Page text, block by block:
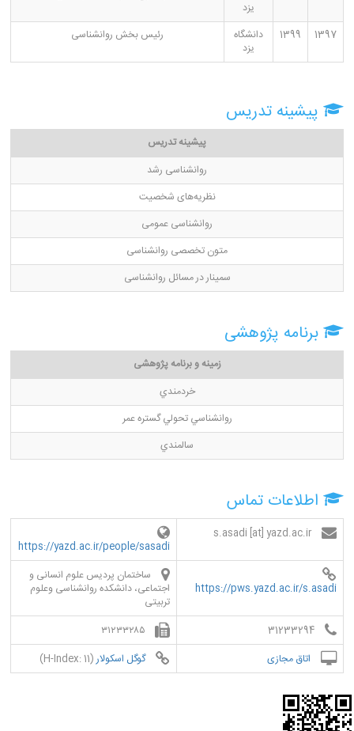
یزد
1397
1399
دانشگاه
یزد
رئیس بخش روانشناسی
پیشینه تدریس
پیشینه تدریس
روانشناسی رشد
نظریه‌های شخصیت
روانشناسی عمومی
متون تخصصی روانشناسی
سمینار در مسائل روانشناسی
برنامه پژوهشی
زمینه و برنامه پژوهشی
خردمندي
روانشناسي تحولي گستره عمر
سالمندي
اطلاعات تماس
https://yazd.ac.ir/people/sasadi
https://pws.yazd.ac.ir/s.asadi
ساختمان پردیس علوم انسانی و
اجتماعی، دانشکده روانشناسی وعلوم
تربیتی
31233294
۳۱۲۳۳۲۸۵
اتاق مجازی
گوگل اسکولار(H-Index: 11)